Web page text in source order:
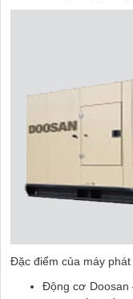
Đặc điểm của máy
Động cơ Doosan